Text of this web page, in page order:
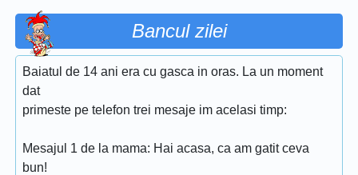
Bancul zilei
Baiatul de 14 ani era cu gasca in oras. La un moment
dat
primeste pe telefon trei mesaje im acelasi timp:
Mesajul 1 de la mama: Hai acasa, ca am gatit ceva
bun!